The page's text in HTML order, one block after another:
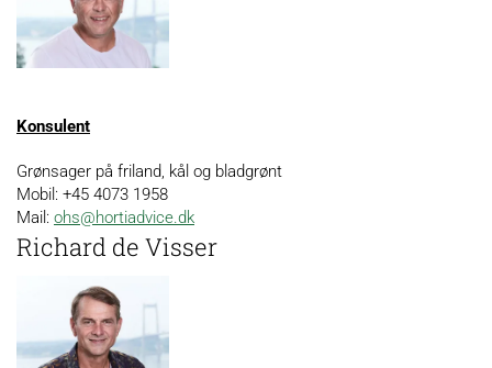
Konsulent
Grønsager på friland, kål og bladgrønt
Mobil: +45 4073 1958
Mail: ohs@hortiadvice.dk
Richard de Visser